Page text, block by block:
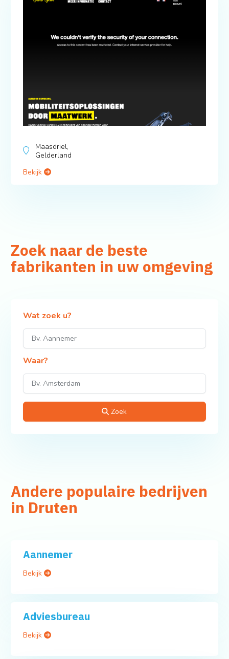
Maasdriel,
Gelderland
Bekijk
Zoek naar de beste
fabrikanten in uw omgeving
Wat zoek u?
Waar?
Zoek
Andere populaire bedrijven
in Druten
Aannemer
Bekijk
Adviesbureau
Bekijk